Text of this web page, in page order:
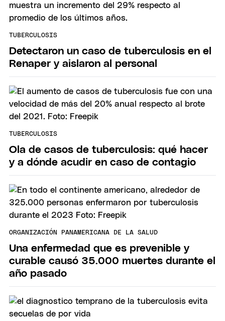
TUBERCULOSIS
Detectaron un caso de tuberculosis en el
Renaper y aislaron al personal
TUBERCULOSIS
Ola de casos de tuberculosis: qué hacer
y a dónde acudir en caso de contagio
ORGANIZACIÓN PANAMERICANA DE LA SALUD
Una enfermedad que es prevenible y
curable causó 35.000 muertes durante el
año pasado